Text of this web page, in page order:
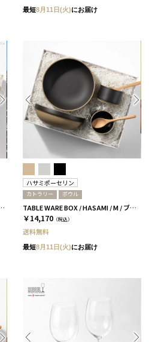
最短8月11日(火)にお届け
/ グレー＆ホワイト
ハサミポーセリン
カトラリー ボウル
TABLE WARE BOX / HASAMI / M / ブラック［ハサミポーセリン］
￥14,170 （税込）
送料無料
最短8月11日(火)にお届け